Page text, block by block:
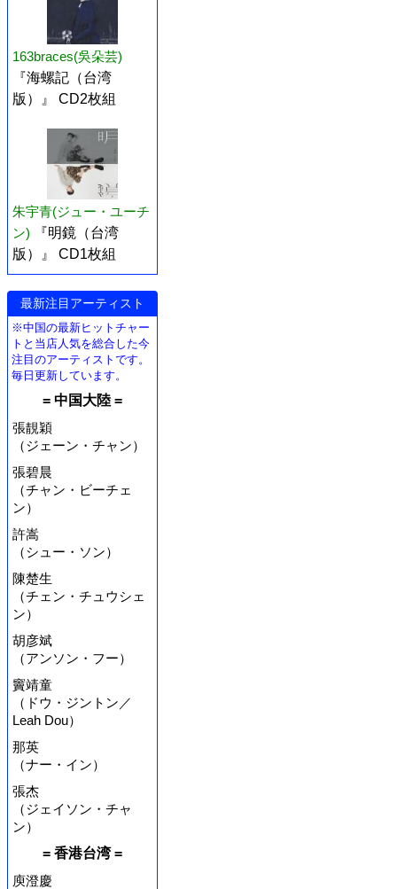
163braces(吳朵芸)
『海螺記（台湾
版）』 CD2枚組
朱宇青(ジュー・ユーチ
ン)
『明鏡（台湾
版）』 CD1枚組
最新注目アーティスト
※中国の最新ヒットチャー
トと当店人気を総合した今
注目のアーティストです。
毎日更新しています。
= 中国大陸 =
張靚穎
（ジェーン・チャン）
張碧晨
（チャン・ビーチェ
ン）
許嵩
（シュー・ソン）
陳楚生
（チェン・チュウシェ
ン）
胡彦斌
（アンソン・フー）
竇靖童
（ドウ・ジントン／
Leah Dou）
那英
（ナー・イン）
張杰
（ジェイソン・チャ
ン）
= 香港台湾 =
庾澄慶